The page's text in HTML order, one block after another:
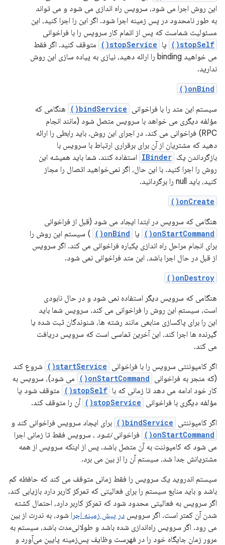
این روش اجرا می شود، سرویس راه اندازی می شود و می تواند
به طور نامحدود در پس زمینه اجرا شود. اگر این را اجرا کنید، این
مسئولیت شماست که پس از اتمام کار سرویس را با فراخوانی
stopSelf() یا stopService()
متوقف کنید. اگر فقط
می خواهید binding را ارائه دهید، نیازی به پیاده سازی این روش
ندارید.
onBind()
سیستم این متد را با فراخوانی bindService()
هنگامی که
مؤلفه دیگری می خواهد با سرویس متصل شود (مانند انجام
RPC) فراخوانی می کند. در اجرای این روش، باید رابطی را ارائه
دهید که مشتریان از آن برای برقراری ارتباط با سرویس با
بازگرداندن یک IBinder استفاده کنند. شما باید همیشه این
روش را اجرا کنید. با این حال، اگر نمی‌خواهید اتصال را مجاز
کنید، باید null را برگردانید.
onCreate()
هنگامی که سرویس در ابتدا ایجاد می شود (قبل از فراخوانی
onStartCommand() یا onBind()
) سیستم این روش را
برای انجام مراحل راه اندازی یکباره فراخوانی می کند. اگر سرویس
از قبل در حال اجرا باشد، این متد فراخوانی نمی شود.
onDestroy()
هنگامی که سرویس دیگر استفاده نمی شود و در حال نابودی
است، سیستم این روش را فراخوانی می کند. سرویس شما باید
این را برای پاکسازی منابعی مانند رشته ها، شنوندگان ثبت شده یا
گیرنده ها اجرا کند. این آخرین تماسی است که سرویس دریافت
می کند.
اگر کامپوننتی سرویس را با فراخوانی startService()
شروع کند
(که منجر به فراخوانی onStartCommand()
می شود)، سرویس به
کار خود ادامه می دهد تا زمانی که با stopSelf()
متوقف شود یا
مؤلفه دیگری با فراخوانی stopService()
آن را متوقف کند.
اگر کامپوننتی bindService() برای ایجاد سرویس فراخوانی کند و
onStartCommand() فراخوانینشود ، سرویس فقط تا زمانی اجرا
می شود که کامپوننت به آن متصل باشد. پس از اینکه سرویس از همه
مشتریانش جدا شد، سیستم آن را از بین می برد.
سیستم اندروید یک سرویس را فقط زمانی متوقف می کند که حافظه کم
باشد و باید منابع سیستم را برای فعالیتی که تمرکز کاربر دارد بازیابی کند.
اگر سرویس به فعالیتی محدود شود که تمرکز کاربر دارد، احتمال کشته
شدن آن کمتر است. اگر سرویس در پیش زمینه اجرا شود، به ندرت از بین
می رود. اگر سرویس راه‌اندازی شده باشد و طولانی‌مدت باشد، سیستم به
مرور زمان جایگاه خود را در فهرست وظایف پس‌زمینه پایین می‌آورد و